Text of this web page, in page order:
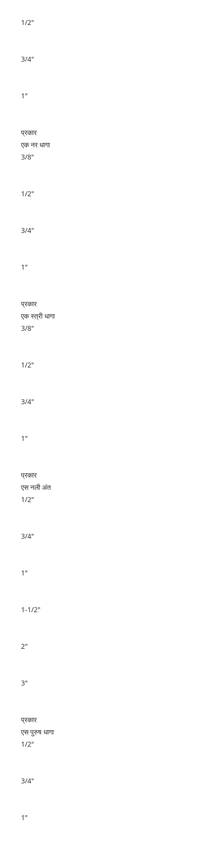
1/2"
3/4"
1"
प्रकार
एक नर धागा
3/8"
1/2"
3/4"
1"
प्रकार
एक स्त्री धागा
3/8"
1/2"
3/4"
1"
प्रकार
एस नली अंत
1/2"
3/4"
1"
1-1/2"
2"
3"
प्रकार
एस पुरुष धागा
1/2"
3/4"
1"